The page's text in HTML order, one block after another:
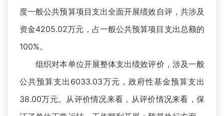
度一般公共预算项目支出全面开展绩效自评，共涉及
资金4205.02万元，占一般公共预算项目支出总额的
100%。
组织对本单位开展整体支出绩效评价，涉及一般
公共预算支出6033.03万元，政府性基金预算支出
38.00万元。从评价情况来看，从评价情况来看，保